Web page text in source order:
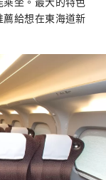
給想在東海道新